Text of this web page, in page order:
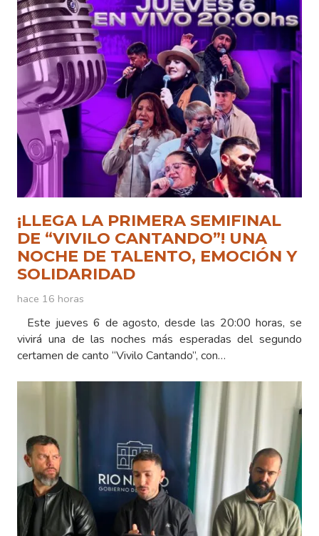
¡LLEGA LA PRIMERA SEMIFINAL
DE “VIVILO CANTANDO”! UNA
NOCHE DE TALENTO, EMOCIÓN Y
SOLIDARIDAD
hace 16 horas
Este jueves 6 de agosto, desde las 20:00 horas, se
vivirá una de las noches más esperadas del segundo
certamen de canto “Vivilo Cantando”, con…